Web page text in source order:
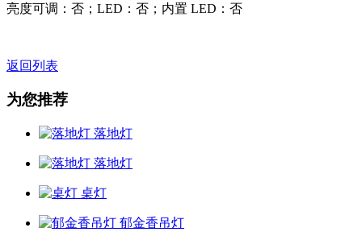
亮度可调： 否； LED： 否； 内置 LED： 否
返回列表
为您推荐
落地灯
落地灯
桌灯
郁金香吊灯